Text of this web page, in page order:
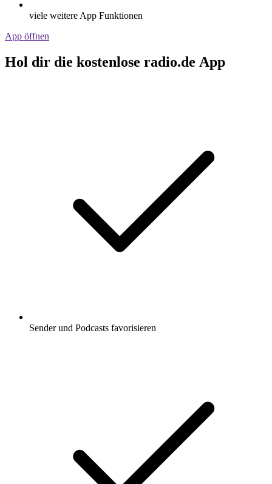
viele weitere App Funktionen
App öffnen
Hol dir die kostenlose radio.de App
Sender und Podcasts favorisieren